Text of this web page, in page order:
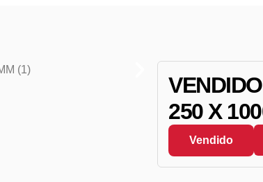
250 X
Vendido